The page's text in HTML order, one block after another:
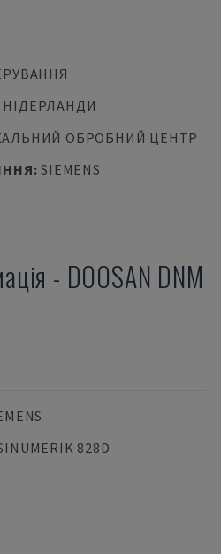
НІДЕРЛАНДИ
ОБРОБНИЙ ЦЕНТР
:SIEMENS
- DOOSAN DNM
828D